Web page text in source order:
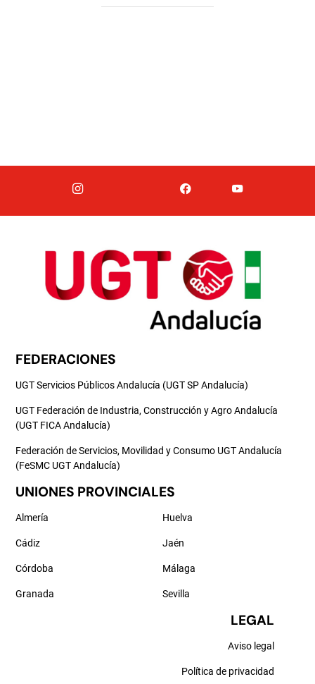
FEDERACIONES
UGT Servicios Públicos Andalucía (UGT SP Andalucía)
UGT Federación de Industria, Construcción y Agro Andalucía
(UGT FICA Andalucía)
Federación de Servicios, Movilidad y Consumo UGT Andalucía
(FeSMC UGT Andalucía)
UNIONES PROVINCIALES
Almería
Cádiz
Córdoba
Granada
Huelva
Jaén
Málaga
Sevilla
LEGAL
Aviso legal
Política de privacidad